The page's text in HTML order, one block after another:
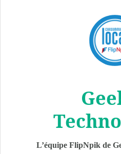
L’équipe FlipNpik de